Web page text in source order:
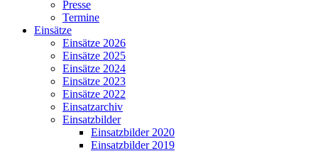
Presse
Termine
Einsätze
Einsätze 2026
Einsätze 2025
Einsätze 2024
Einsätze 2023
Einsätze 2022
Einsatzarchiv
Einsatzbilder
Einsatzbilder 2020
Einsatzbilder 2019